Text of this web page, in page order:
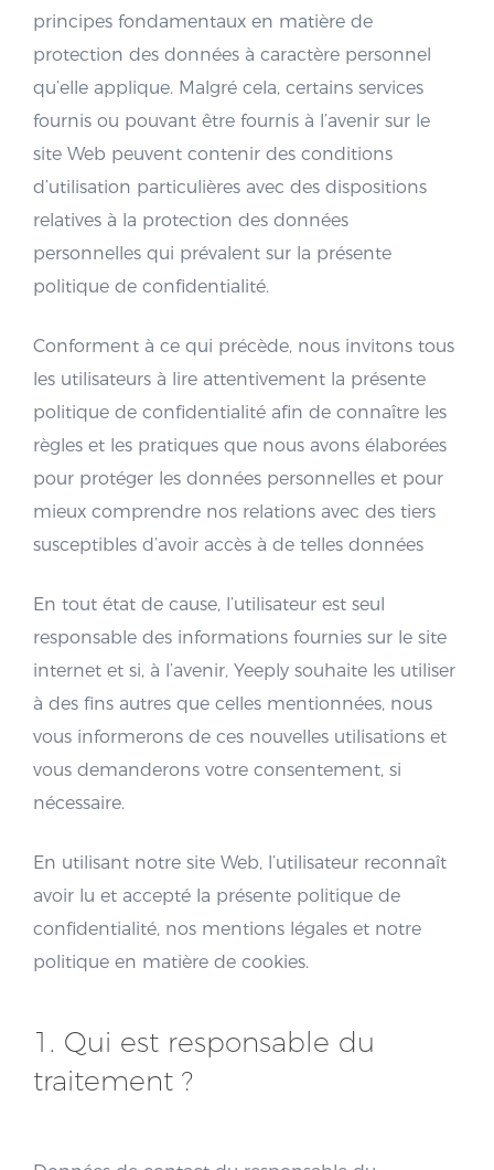
principes fondamentaux en matière de
protection des données à caractère personnel
qu’elle applique. Malgré cela, certains services
fournis ou pouvant être fournis à l’avenir sur le
site Web peuvent contenir des conditions
d’utilisation particulières avec des dispositions
relatives à la protection des données
personnelles qui prévalent sur la présente
politique de confidentialité.
Conforment à ce qui précède, nous invitons tous
les utilisateurs à lire attentivement la présente
politique de confidentialité afin de connaître les
règles et les pratiques que nous avons élaborées
pour protéger les données personnelles et pour
mieux comprendre nos relations avec des tiers
susceptibles d’avoir accès à de telles données
En tout état de cause, l’utilisateur est seul
responsable des informations fournies sur le site
internet et si, à l’avenir, Yeeply souhaite les utiliser
à des fins autres que celles mentionnées, nous
vous informerons de ces nouvelles utilisations et
vous demanderons votre consentement, si
nécessaire.
En utilisant notre site Web, l’utilisateur reconnaît
avoir lu et accepté la présente politique de
confidentialité, nos mentions légales et notre
politique en matière de cookies.
1. Qui est responsable du
traitement ?